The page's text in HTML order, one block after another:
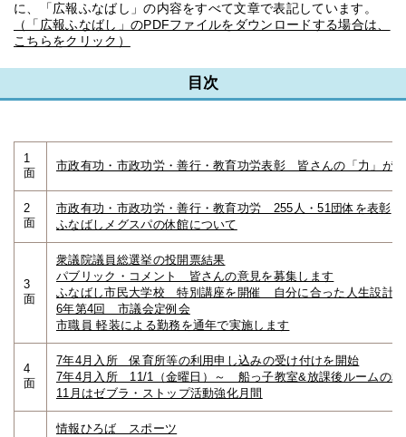
に、「広報ふなばし」の内容をすべて文章で表記しています。
（「広報ふなばし」のPDFファイルをダウンロードする場合は、
こちらをクリック）
目次
1
面
市政有功・市政功労・善行・教育功労表彰 皆さんの「力」が
2
面
市政有功・市政功労・善行・教育功労 255人・51団体を表彰
ふなばしメグスパの休館について
3
面
衆議院議員総選挙の投開票結果
パブリック・コメント 皆さんの意見を募集します
ふなばし市民大学校 特別講座を開催 自分に合った人生設計
6年第4回 市議会定例会
市職員 軽装による勤務を通年で実施します
4
面
7年4月入所 保育所等の利用申し込みの受け付けを開始
7年4月入所 11/1（金曜日）～ 船っ子教室&放課後ルームの利
11月はゼブラ・ストップ活動強化月間
情報ひろば スポーツ